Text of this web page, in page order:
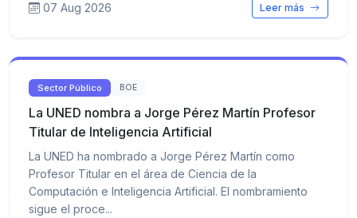
07 Aug 2026 Leer más
Sector Público BOE
La UNED nombra a Jorge Pérez Martín Profesor
Titular de Inteligencia Artificial
La UNED ha nombrado a Jorge Pérez Martín como
Profesor Titular en el área de Ciencia de la
Computación e Inteligencia Artificial. El nombramiento
sigue el proce...